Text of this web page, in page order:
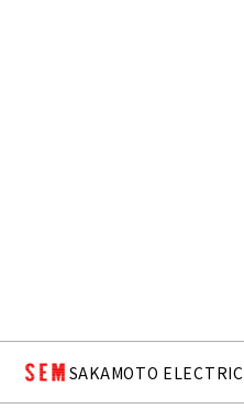
SAKAMOTO ELECTRIC